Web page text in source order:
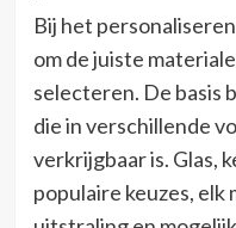
Bij het
om de juiste
selecteren. De basis
die in verschillende
verkrijgbaar is. Glas,
populaire keuzes, elk